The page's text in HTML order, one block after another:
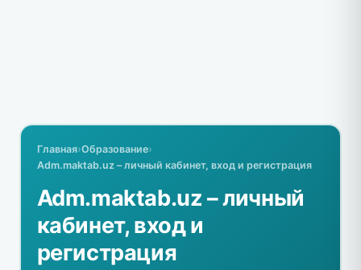
Главная›Образование›
Adm.maktab.uz – личный кабинет, вход и регистрация
Adm.maktab.uz – личный
кабинет, вход и
регистрация